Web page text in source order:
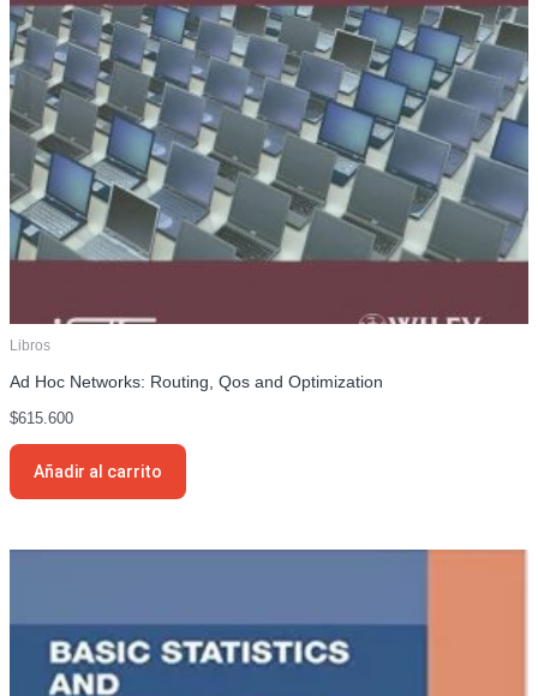
Libros
Ad Hoc Networks: Routing, Qos and Optimization
$615.600
Añadir al carrito